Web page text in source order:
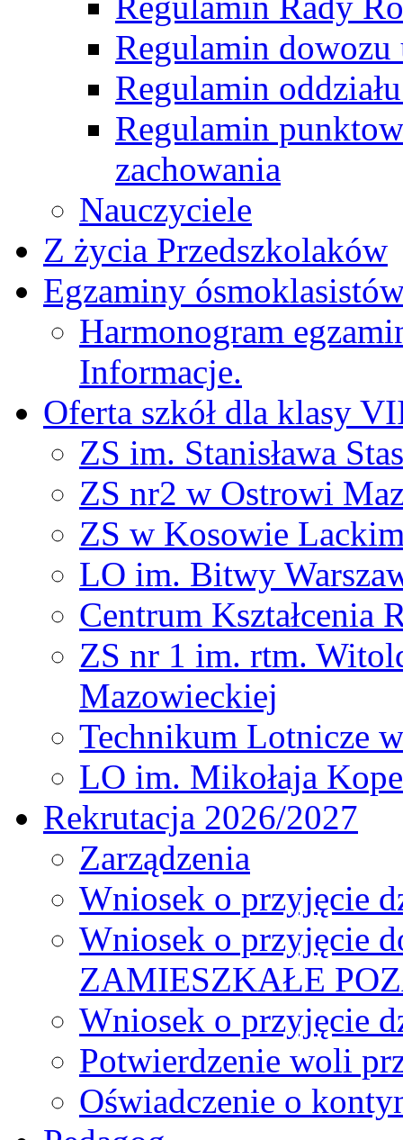
Regulamin dowozu
Regulamin
Regulamin
zachowania
Nauczyciele
Z życia Przedszkolaków
Egzaminy
Harmonogram
Informacje.
Oferta szkół dla klasy
ZS im. Stanisława
ZS nr2 w Ostrowi
ZS w Kosowie
LO im. Bitwy
Centrum Kształcenia
ZS nr 1 im. rtm.
Mazowieckiej
Technikum Lotnicze
LO im. Mikołaja
Rekrutacja 2026/2027
Zarządzenia
Wniosek o przyjęcie
Wniosek o przyjęcie
ZAMIESZKAŁE
Wniosek o przyjęcie
Potwierdzenie woli
Oświadczenie o